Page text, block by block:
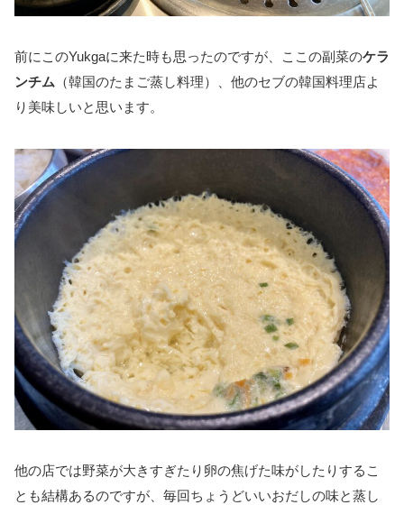
前にこのYukgaに来た時も思ったのですが、ここの副菜のケラ
ンチム （韓国のたまご蒸し料理）、他のセブの韓国料理店よ
り美味しいと思います。
他の店では野菜が大きすぎたり卵の焦げた味がしたりするこ
とも結構あるのですが、毎回ちょうどいいおだしの味と蒸し